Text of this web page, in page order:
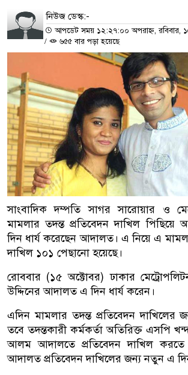
নিউজ ডেস্ক:-
আপডেট সময় ১২:২৭:০০ অপরাহ্ন, রবিবার,
/
৬৫৫ বার পড়া হয়েছে
সাংবাদিক দম্পতি সাগর সারোয়ার ও
মামলার তদন্ত প্রতিবেদন দাখিল পিছিয়ে
দিন ধার্য করেছেন আদালত। এ নিয়ে এ
দাখিল ১০১ পেছানো হয়েছে।
রোববার (১৫ অক্টোবর) ঢাকার
উদ্দিনের আদালত এ দিন ধার্য করেন।
এদিন মামলার তদন্ত প্রতিবেদন দাখিলের
তবে তদন্তকারী কর্মকর্তা অতিরিক্ত এসপি
আলম আদালতে প্রতিবেদন দাখিল করতে
আদালত প্রতিবেদন দাখিলের জন্য নতুন এ